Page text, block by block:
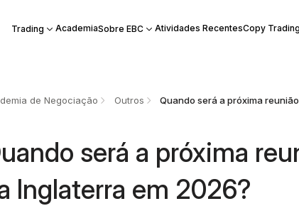
Trading AcademiaSobre EBC Atividades RecentesCopy Trading
de Negociação Outros
será a próxima
Inglaterra em 2026?